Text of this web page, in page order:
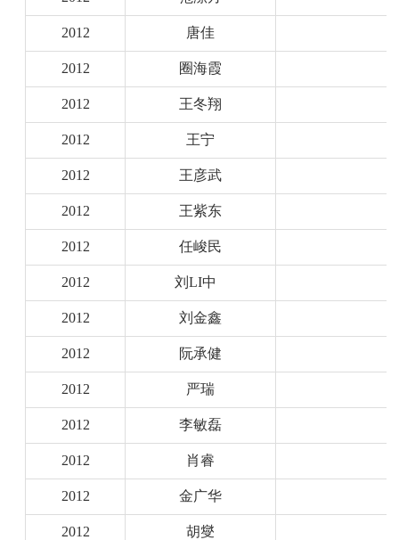
2012 唐佳
2012 圈海霞
2012 王冬翔
2012 王宁
2012 王彦武
2012 王紫东
2012 任峻民
2012 刘LI中
2012 刘金鑫
2012 阮承健
2012 严瑞
2012 李敏磊
2012 肖睿
2012 金广华
2012 胡燮